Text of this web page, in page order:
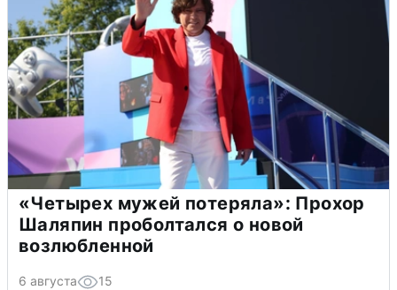
«Четырех мужей потеряла»: Прохор
Шаляпин проболтался о новой
возлюбленной
6 августа 15